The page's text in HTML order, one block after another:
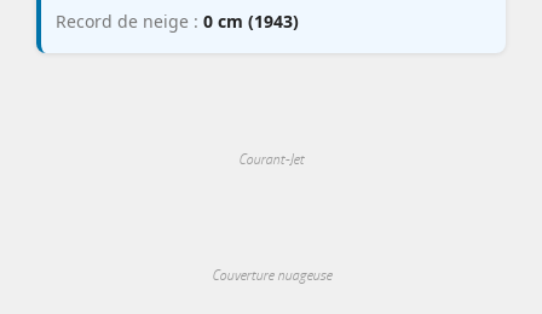
Record de neige : 0 cm (1943)
Courant-Jet
Couverture nuageuse